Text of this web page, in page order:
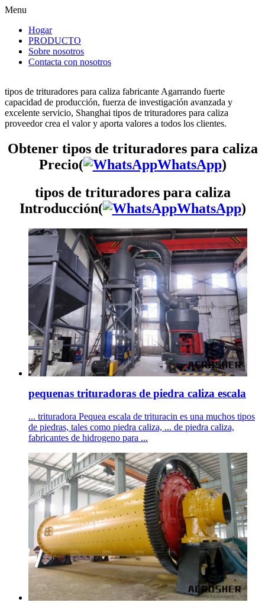
Menu
Hogar
PRODUCTO
Sobre nosotros
Contacta con nosotros
tipos de trituradores para caliza fabricante Agarrando fuerte
capacidad de producción, fuerza de investigación avanzada y
excelente servicio, Shanghai tipos de trituradores para caliza
proveedor crea el valor y aporta valores a todos los clientes.
Obtener tipos de trituradores para caliza
Precio(
WhatsApp)
tipos de trituradores para caliza
Introducción(
WhatsApp)
pequenas trituradoras de piedra caliza escala
... trituradora Pequea escala de trituracin es una muchos tipos
de piedras, tales como piedra caliza, ... de piedra caliza,
fabricantes de hidrogeno para ...